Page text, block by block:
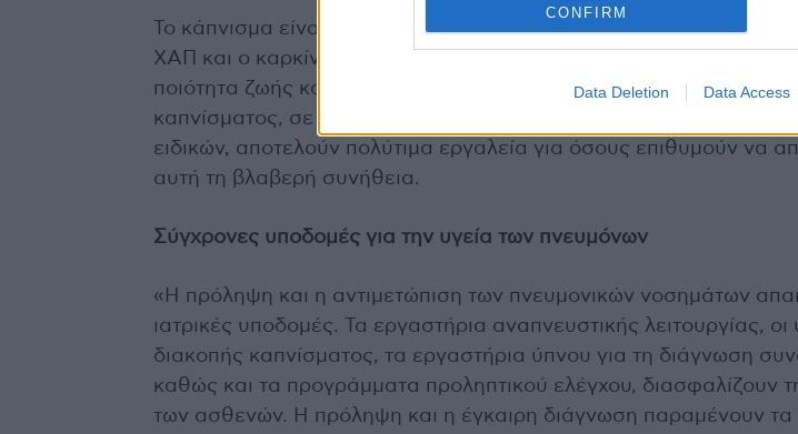
CONFIRM
Data Deletion Data Access
Το κάπνισμα είναι η κύρια αιτία νοσημάτων του αναπνευστικού
ΧΑΠ και ο καρκίνος του πνεύμονα. Η διακοπή του καπνίσματος
ποιότητα ζωής και αυξάνει το προσδόκιμο επιβίωσης. Τα ιατρεία
καπνίσματος, σε συνδυασμό με την προσωπική προσπάθεια και
ειδικών, αποτελούν πολύτιμα εργαλεία για όσους επιθυμούν να
αυτή τη βλαβερή συνήθεια.
Σύγχρονες υποδομές για την υγεία των πνευμόνων
«Η πρόληψη και η αντιμετώπιση των πνευμονικών νοσημάτων
ιατρικές υποδομές. Τα εργαστήρια αναπνευστικής λειτουργίας, οι
διακοπής καπνίσματος, τα εργαστήρια ύπνου για τη διάγνωση
καθώς και τα προγράμματα προληπτικού ελέγχου, διασφαλίζουν
των ασθενών. Η πρόληψη και η έγκαιρη διάγνωση παραμένουν τα